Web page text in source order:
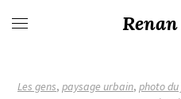
Les gens, paysage urbain, photo